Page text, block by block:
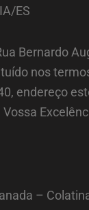
ES
Bernardo
nos
endereço
–